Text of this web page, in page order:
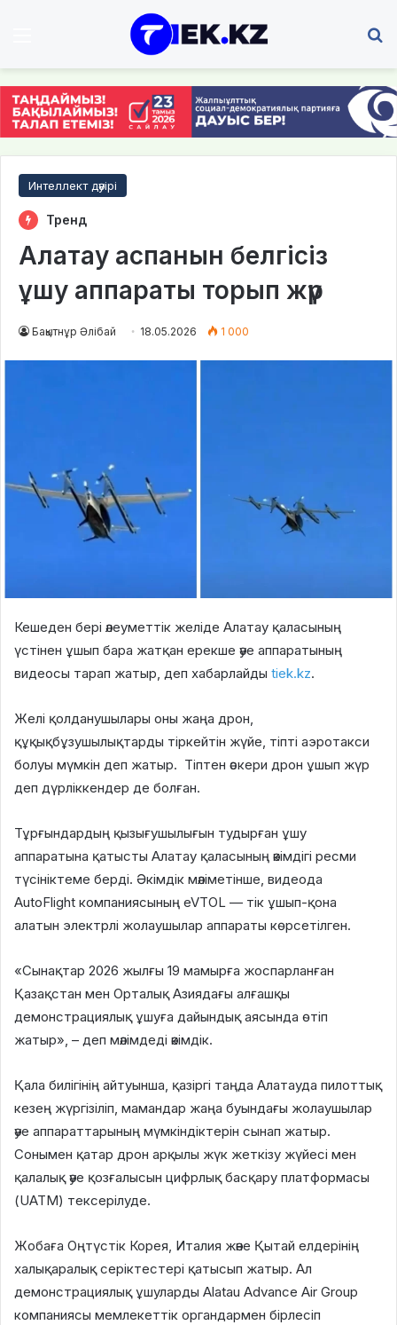
Интеллект дәуірі
Тренд
Алатау аспанын белгісіз
ұшу аппараты торып жүр
Бақытнұр Әлібай 18.05.2026 1 000
Кешеден бері әлеуметтік желіде Алатау қаласының
үстінен ұшып бара жатқан ерекше әуе аппаратының
видеосы тарап жатыр, деп хабарлайды tiek.kz.
Желі қолданушылары оны жаңа дрон,
құқықбұзушылықтарды тіркейтін жүйе, тіпті аэротакси
болуы мүмкін деп жатыр. Тіптен әскери дрон ұшып жүр
деп дүрліккендер де болған.
Тұрғындардың қызығушылығын тудырған ұшу
аппаратына қатысты Алатау қаласының әкімдігі ресми
түсініктеме берді. Әкімдік мәліметінше, видеода
AutoFlight компаниясының eVTOL — тік ұшып-қона
алатын электрлі жолаушылар аппараты көрсетілген.
«Сынақтар 2026 жылғы 19 мамырға жоспарланған
Қазақстан мен Орталық Азиядағы алғашқы
демонстрациялық ұшуға дайындық аясында өтіп
жатыр», – деп мәлімдеді әкімдік.
Қала билігінің айтуынша, қазіргі таңда Алатауда пилоттық
кезең жүргізіліп, мамандар жаңа буындағы жолаушылар
әуе аппараттарының мүмкіндіктерін сынап жатыр.
Сонымен қатар дрон арқылы жүк жеткізу жүйесі мен
қалалық әуе қозғалысын цифрлық басқару платформасы
(UATM) тексерілуде.
Жобаға Оңтүстік Корея, Италия және Қытай елдерінің
халықаралық серіктестері қатысып жатыр. Ал
демонстрациялық ұшуларды Alatau Advance Air Group
компаниясы мемлекеттік органдармен бірлесіп